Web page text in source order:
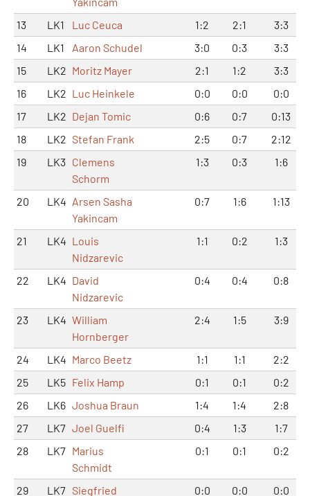
13 LK1 Luc Ceuca 1:2 2:1
3:3
14
LK1 Aaron Schudel 3:0 0:3
3:3
15
LK2 Moritz Mayer 2:1 1:2
3:3
16
LK2 Luc Heinkele 0:0 0:0
0:0
17
LK2 Dejan Tomic 0:6 0:7
0:13
18
LK2 Stefan Frank 2:5 0:7
2:12
19
LK3 Clemens
Schorm
1:3 0:3 1:6
20 LK4 Arsen Sasha
Yakincam
0:7 1:6 1:13
21 LK4 Louis
Nidzarevic
1:1 0:2 1:3
22 LK4 David
Nidzarevic
0:4 0:4 0:8
23 LK4 William
Hornberger
2:4 1:5 3:9
24 LK4 Marco Beetz 1:1 1:1
2:2
25
LK5 Felix Hamp 0:1 0:1
0:2
26
LK6 Joshua Braun 1:4 1:4
2:8
27
LK7 Joel Guelfi 0:4 1:3
1:7
28
LK7 Marius
Schmidt
0:1 0:1 0:2
29 LK7 Siegfried
0:0 0:0 0:0